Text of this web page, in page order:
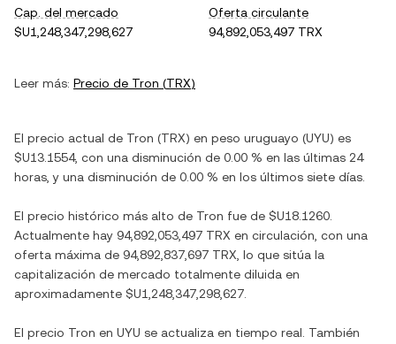
Cap. del mercado
$U1,248,347,298,627
Oferta circulante
94,892,053,497 TRX
Leer más: Precio de Tron (TRX)
El precio actual de Tron (TRX) en peso uruguayo (UYU) es
$U13.1554, con una disminución de 0.00 % en las últimas 24
horas, y una disminución de 0.00 % en los últimos siete días.
El precio histórico más alto de Tron fue de $U18.1260
Actualmente hay 94,892,053,497 TRX en circulación, con una
oferta máxima de 94,892,837,697 TRX , lo que sitúa la
capitalización de mercado totalmente diluida en
aproximadamente $U1,248,347,298,627
El precio Tron en UYU se actualiza en tiempo real. También